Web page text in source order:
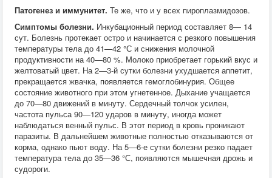
Патогенез и иммунитет. Те же, что и у всех пироплазмидозов.
Симптомы болезни. Инкубационный период составляет 8— 14
сут. Болезнь протекает остро и начинается с резкого повышения
температуры тела до 41—42 °С и снижения молочной
продуктивности на 40—80 %. Молоко приобретает горький вкус и
желтоватый цвет. На 2—3-й сутки болезни ухудшается аппетит,
прекращается жвачка, появляется гемоглобинурия. Общее
состояние животного при этом угнетенное. Дыхание учащается
до 70—80 движений в минуту. Сердечный толчок усилен,
частота пульса 90—120 ударов в минуту, иногда может
наблюдаться венный пульс. В этот период в кровь проникают
паразиты. В дальнейшем животные полностью отказываются от
корма, однако пьют воду. На 5—6-е сутки болезни резко падает
температура тела до 35—36 °С, появляются мышечная дрожь и
судороги.